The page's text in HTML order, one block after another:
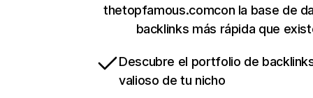
thetopfamous.comcon la base de
backlinks más rápida que
Descubre el portfolio de
valioso de tu nicho